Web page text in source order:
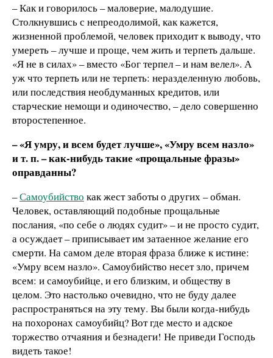
– Как и говорилось – маловерие, малодушие.
Столкнувшись с непреодолимой, как кажется,
жизненной проблемой, человек приходит к выводу, что
умереть – лучше и проще, чем жить и терпеть дальше.
«Я не в силах» – вместо «Бог терпел – и нам велел». А
уж что терпеть или не терпеть: неразделенную любовь,
или последствия необдуманных кредитов, или
старческие немощи и одиночество, – дело совершенно
второстепенное.
– «Я умру, и всем будет лучше», «Умру всем назло»
и т. п. – как-нибудь такие «прощальные фразы»
оправданны?
–Самоубийство как жест заботы о других – обман.
Человек, оставляющий подобные прощальные
послания, «по себе о людях судит» – и не просто судит,
а осуждает – приписывает им затаенное желание его
смерти. На самом деле вторая фраза ближе к истине:
«Умру всем назло». Самоубийство несет зло, причем
всем: и самоубийце, и его близким, и обществу в
целом. Это настолько очевидно, что не буду далее
распространяться на эту тему. Вы были когда-нибудь
на похоронах самоубийц? Вот где место и адское
торжество отчаяния и безнадеги! Не приведи Господь
видеть такое!